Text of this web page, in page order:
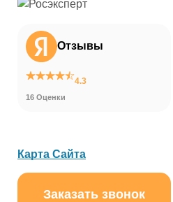
Отзывы
4.3
16 Оценки
Карта Сайта
Заказать звонок